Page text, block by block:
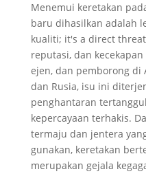
Menemui keretakan
baru dihasilkan adalah
kualiti; it's a direct
reputasi, dan
ejen, dan pemborong di
dan Rusia, isu ini
penghantaran
kepercayaan terhakis.
termaju dan jentera
gunakan, keretakan
merupakan gejala